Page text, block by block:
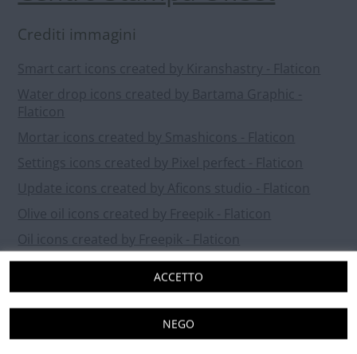
ACCETTO
NEGO
Crediti immagini
Oil icons created by Freepik - Flaticon
Parallel icons created by mavadee - Flaticon
Facebook icons created by Freepik - Flaticon
Instagram icons created by Freepik - Flaticon
Arrow icons created by Freepik - Flaticon